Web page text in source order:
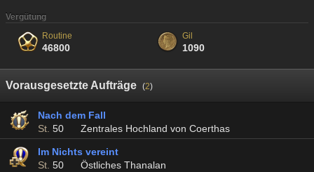
Vergütung
Routine
46800
Gil
1090
Vorausgesetzte Aufträge (2)
Nach dem Fall
St. 50 Zentrales Hochland von Coerthas
Im Nichts vereint
St. 50 Östliches Thanalan